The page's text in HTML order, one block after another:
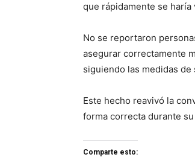
que rápidamente se
No se reportaron
asegurar correctamente
siguiendo las medidas
Este hecho reavivó la
forma correcta durante
Comparte esto: